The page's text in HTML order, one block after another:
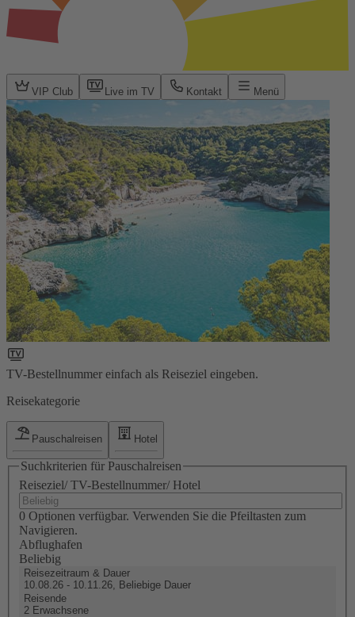
VIP Club Live im TV Kontakt Menü
TV-Bestellnummer einfach als Reiseziel eingeben.
Reisekategorie
Pauschalreisen Hotel
Suchkriterien für Pauschalreisen
Reiseziel/ TV-Bestellnummer/ Hotel
0 Optionen verfügbar. Verwenden Sie die Pfeiltasten zum
Navigieren.
Abflughafen
Beliebig
Reisezeitraum & Dauer
10.08.26 - 10.11.26, Beliebige Dauer
Reisende
2 Erwachsene